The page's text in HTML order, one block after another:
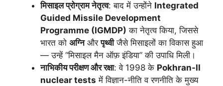
मिसाइल प्रोग्राम नेतृत्व: बाद में उन्होंने Integrated
Guided Missile Development
Programme (IGMDP) का नेतृत्व किया, जिससे
भारत को अग्निऔरपृथ्वीजैसे मिसाइलों का विकास हुआ
— उन्हें “मिसाइल मैन ऑफ़ इंडिया” की उपाधि मिली।
नाभिकीय परीक्षण और रक्षा: वे 1998 के Pokhran-II
nuclear tests में विज्ञान-नीति व रणनीति के मुख्य